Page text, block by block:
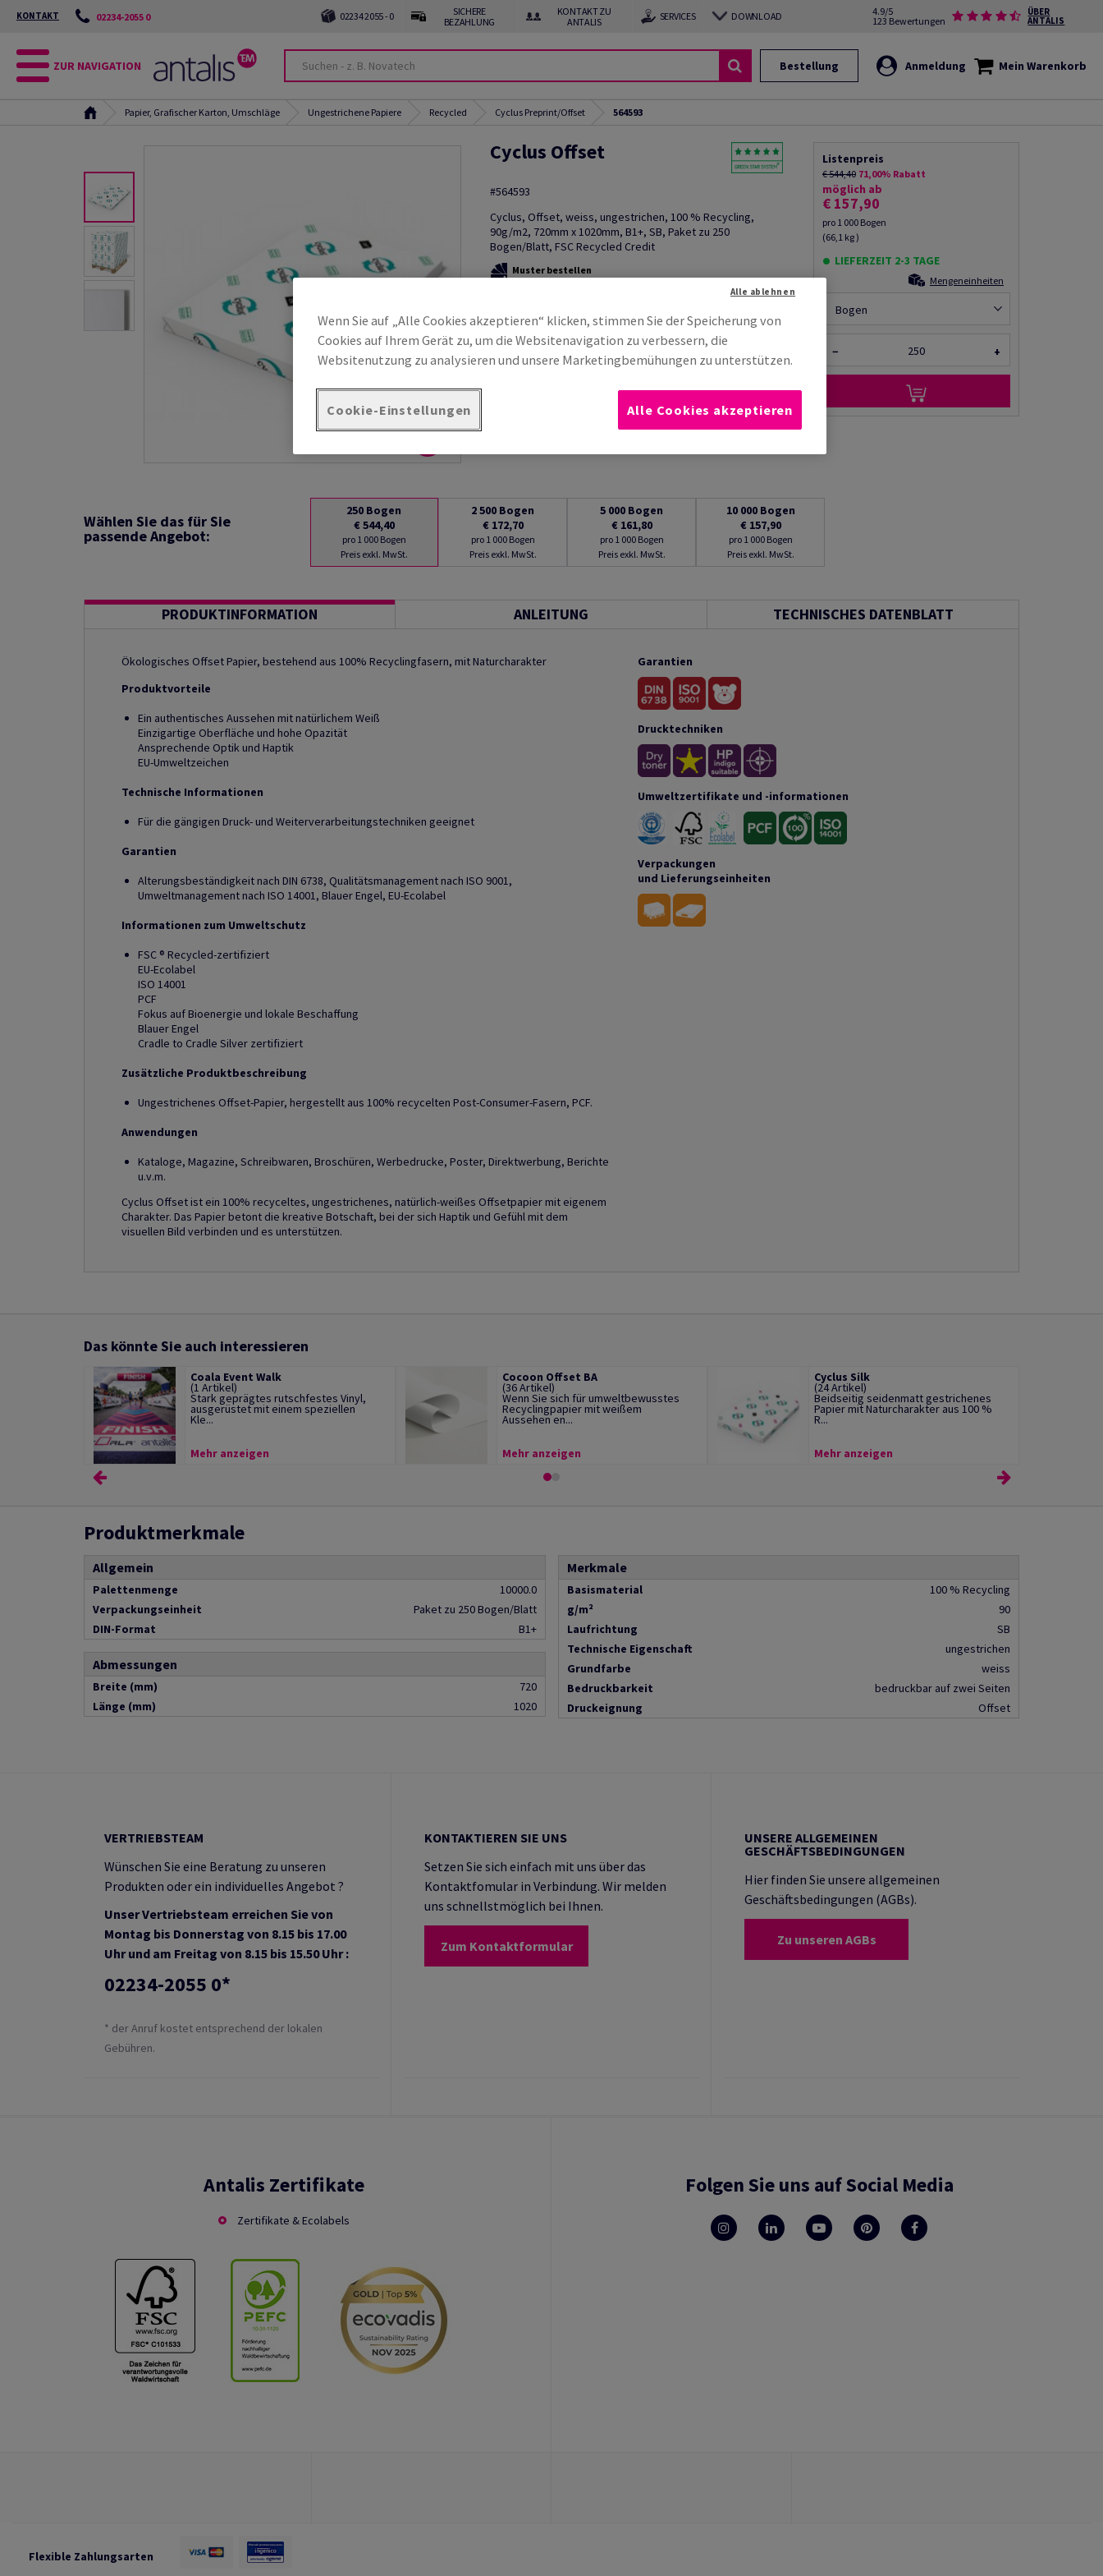
KONTAKT 02234-2055 0 02234 2055 - 0
SICHERE
BEZAHLUNG
KONTAKT ZU
ANTALIS
SERVICES DOWNLOAD
4.9/5
123 Bewertungen
ÜBER
ANTALIS
ZUR NAVIGATION Bestellung Anmeldung Mein Warenkorb
Papier, Grafischer Karton, Umschläge Ungestrichene Papiere Recycled Cyclus Preprint/Offset 564593
Cyclus Offset
#564593
Cyclus, Offset, weiss, ungestrichen, 100 % Recycling,
90g/m2, 720mm x 1020mm, B1+, SB, Paket zu 250
Bogen/Blatt, FSC Recycled Credit
Muster bestellen
Listenpreis
€ 544,40 71,00% Rabatt
möglich ab
€ 157,90
pro 1 000 Bogen
(66,1 kg )
LIEFERZEIT 2-3 TAGE
Mengeneinheiten
Bogen
− +
Wählen Sie das für Sie
passende Angebot:
250 Bogen
€ 544,40
pro 1 000 Bogen
Preis exkl. MwSt.
2 500 Bogen
€ 172,70
pro 1 000 Bogen
Preis exkl. MwSt.
5 000 Bogen
€ 161,80
pro 1 000 Bogen
Preis exkl. MwSt.
10 000 Bogen
€ 157,90
pro 1 000 Bogen
Preis exkl. MwSt.
PRODUKTINFORMATION ANLEITUNG TECHNISCHES DATENBLATT
Ökologisches Offset Papier, bestehend aus 100% Recyclingfasern, mit Naturcharakter
Produktvorteile
Ein authentisches Aussehen mit natürlichem Weiß
Einzigartige Oberfläche und hohe Opazität
Ansprechende Optik und Haptik
EU-Umweltzeichen
Technische Informationen
Für die gängigen Druck- und Weiterverarbeitungstechniken geeignet
Garantien
Alterungsbeständigkeit nach DIN 6738, Qualitätsmanagement nach ISO 9001,
Umweltmanagement nach ISO 14001, Blauer Engel, EU-Ecolabel
Informationen zum Umweltschutz
FSC ® Recycled-zertifiziert
EU-Ecolabel
ISO 14001
PCF
Fokus auf Bioenergie und lokale Beschaffung
Blauer Engel
Cradle to Cradle Silver zertifiziert
Zusätzliche Produktbeschreibung
Ungestrichenes Offset-Papier, hergestellt aus 100% recycelten Post-Consumer-Fasern, PCF.
Anwendungen
Kataloge, Magazine, Schreibwaren, Broschüren, Werbedrucke, Poster, Direktwerbung, Berichte
u.v.m.
Cyclus Offset ist ein 100% recyceltes, ungestrichenes, natürlich-weißes Offsetpapier mit eigenem
Charakter. Das Papier betont die kreative Botschaft, bei der sich Haptik und Gefühl mit dem
visuellen Bild verbinden und es unterstützen.
Garantien
Drucktechniken
Umweltzertifikate und -informationen
Verpackungen
und Lieferungseinheiten
Das könnte Sie auch interessieren
Coala Event Walk
(1 Artikel)
Stark geprägtes rutschfestes Vinyl,
ausgerüstet mit einem speziellen
Kle...
Mehr anzeigen
Cocoon Offset BA
(36 Artikel)
Wenn Sie sich für umweltbewusstes
Recyclingpapier mit weißem
Aussehen en...
Mehr anzeigen
Cyclus Silk
(24 Artikel)
Beidseitig seidenmatt gestrichenes
Papier mit Naturcharakter aus 100 %
R...
Mehr anzeigen
Produktmerkmale
Allgemein
Palettenmenge
10000.0
Verpackungseinheit
Paket zu 250 Bogen/Blatt
DIN-Format
B1+
Abmessungen
Breite (mm)
720
Länge (mm)
1020
Merkmale
Basismaterial
100 % Recycling
g/m²
90
Laufrichtung
SB
Technische Eigenschaft
ungestrichen
Grundfarbe
weiss
Bedruckbarkeit
bedruckbar auf zwei Seiten
Druckeignung
Offset
VERTRIEBSTEAM
Wünschen Sie eine Beratung zu unseren
Produkten oder ein individuelles Angebot ?
Unser Vertriebsteam erreichen Sie von
Montag bis Donnerstag von 8.15 bis 17.00
Uhr und am Freitag von 8.15 bis 15.50 Uhr :
02234-2055 0*
* der Anruf kostet entsprechend der lokalen
Gebühren.
KONTAKTIEREN SIE UNS
Setzen Sie sich einfach mit uns über das
Kontaktfomular in Verbindung. Wir melden
uns schnellstmöglich bei Ihnen.
Zum Kontaktformular
UNSERE ALLGEMEINEN
GESCHÄFTSBEDINGUNGEN
Hier finden Sie unsere allgemeinen
Geschäftsbedingungen (AGBs).
Zu unseren AGBs
Antalis Zertifikate
Zertifikate & Ecolabels
Folgen Sie uns auf Social Media
Flexible Zahlungsarten
Wenn Sie auf „Alle Cookies akzeptieren“ klicken, stimmen Sie der Speicherung von
Cookies auf Ihrem Gerät zu, um die Websitenavigation zu verbessern, die
Websitenutzung zu analysieren und unsere Marketingbemühungen zu unterstützen.
Cookie-Einstellungen
Alle ablehnen
Alle Cookies akzeptieren